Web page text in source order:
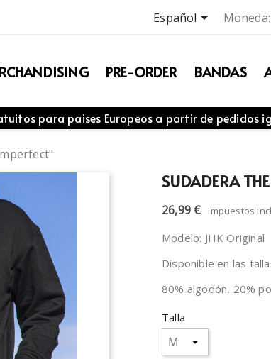
Español Moneda:
PRE-ORDER BANDAS
para paises Europeos a partir de pedidos
SUDADERA
26,99 € Impuestos
Modelo: JHK Original
Disponible en las
80% algodón, 20%
Talla